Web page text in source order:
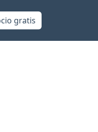
gratis